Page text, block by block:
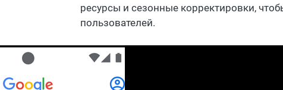
ресурсы и сезонные корректировки,
пользователей.